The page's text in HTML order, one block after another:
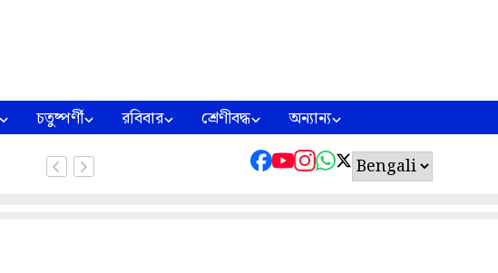
চতুষ্পর্ণী রবিবার শ্রেণীবদ্ধ অন্যান্য